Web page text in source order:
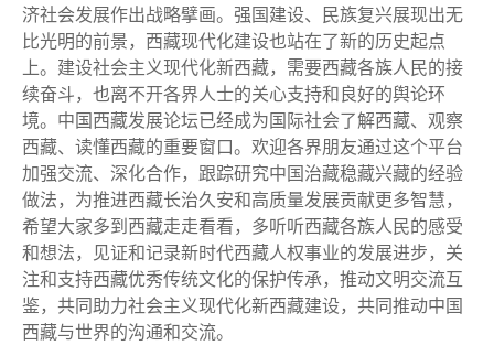
济社会发展作出战略擘画。强国建设、民族复兴展现出无
比光明的前景，西藏现代化建设也站在了新的历史起点
上。建设社会主义现代化新西藏，需要西藏各族人民的接
续奋斗，也离不开各界人士的关心支持和良好的舆论环
境。中国西藏发展论坛已经成为国际社会了解西藏、观察
西藏、读懂西藏的重要窗口。欢迎各界朋友通过这个平台
加强交流、深化合作，跟踪研究中国治藏稳藏兴藏的经验
做法，为推进西藏长治久安和高质量发展贡献更多智慧，
希望大家多到西藏走走看看，多听听西藏各族人民的感受
和想法，见证和记录新时代西藏人权事业的发展进步，关
注和支持西藏优秀传统文化的保护传承，推动文明交流互
鉴，共同助力社会主义现代化新西藏建设，共同推动中国
西藏与世界的沟通和交流。